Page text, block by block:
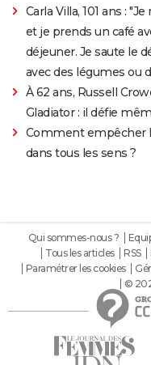
Carla Villa, 101 ans :
et je prends un café
déjeuner. Je saute le
avec des légumes ou
À 62 ans, Russell
Gladiator : il défie
Comment empêcher
dans tous les sens ?
Qui sommes-nous ?
Tous les articles
RSS
Paramétrer les cookies
©